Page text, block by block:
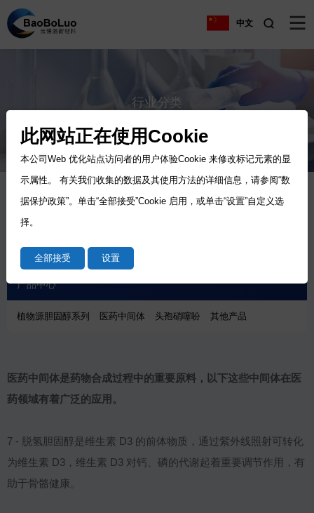
中文
行业分类
化妆品类 医药中间体 生化试剂
产品中心
植物源胆固醇系列 医药中间体 头孢硝噻吩 其他产品
医药中间体是药物合成过程中的重要原料，以下这些中间体在医
药领域有着广泛的应用。
7 - 脱氢胆固醇是维生素 D3 的前体物质，通过紫外线照射可转化
为维生素 D3，维生素 D3 对钙、磷的代谢起着重要调节作用，有
助于骨骼健康。
此网站正在使用Cookie
本公司Web 优化站点访问者的用户体验Cookie 来修改标记元素的显
示属性。 有关我们收集的数据及其使用方法的详细信息，请参阅“数
据保护政策”。单击“全部接受”Cookie 启用，或单击“设置”自定义选
择。
全部接受 设置